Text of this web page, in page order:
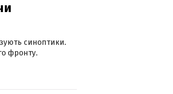
синоптики.
фронту.